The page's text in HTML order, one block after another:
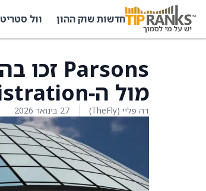
חדשות שוק ההון וול סטריט
מול ה‑Federal Aviation Administration
דה פליי (TheFly) 27 בינואר 2026